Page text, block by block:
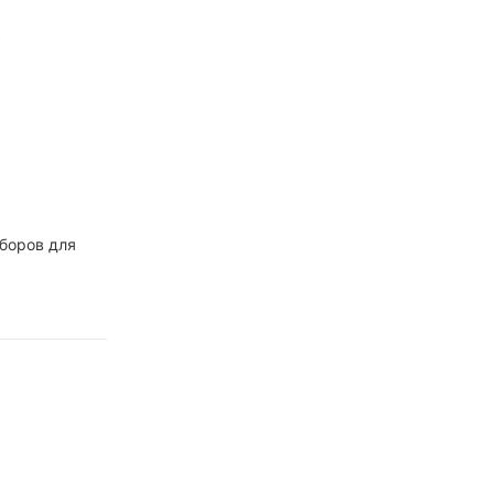
для